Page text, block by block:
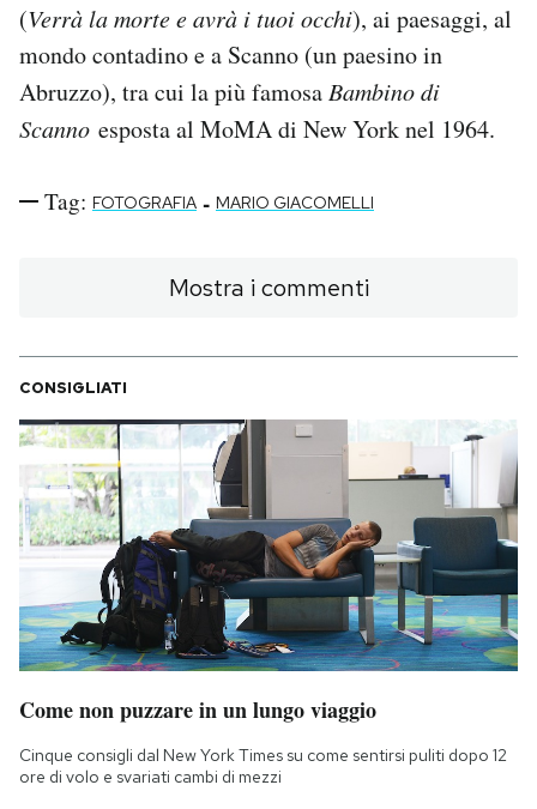
(Verrà la morte e avrà i tuoi occhi), ai paesaggi, al
mondo contadino e a Scanno (un paesino in
Abruzzo), tra cui la più famosa Bambino di
Scanno esposta al MoMA di New York nel 1964.
Tag: FOTOGRAFIA - MARIO GIACOMELLI
Mostra i commenti
CONSIGLIATI
Come non puzzare in un lungo viaggio
Cinque consigli dal New York Times su come sentirsi puliti dopo 12
ore di volo e svariati cambi di mezzi